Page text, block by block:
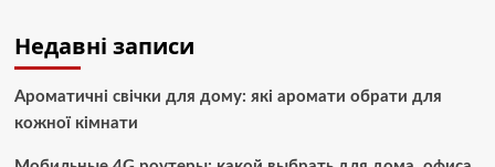
Недавні записи
Ароматичні свічки для дому: які аромати обрати для
кожної кімнати